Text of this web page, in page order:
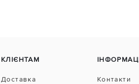
КЛІЄНТАМ
Доставка
Контакти